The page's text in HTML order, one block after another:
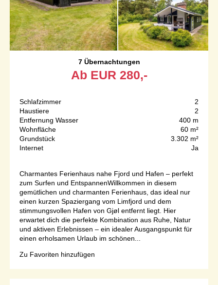
7 Übernachtungen
Ab EUR 280,-
Schlafzimmer
2
Haustiere
2
Entfernung Wasser
400 m
Wohnfläche
60 m²
Grundstück
3.302 m²
Internet
Ja
Charmantes Ferienhaus nahe Fjord und Hafen – perfekt
zum Surfen und EntspannenWillkommen in diesem
gemütlichen und charmanten Ferienhaus, das ideal nur
einen kurzen Spaziergang vom Limfjord und dem
stimmungsvollen Hafen von Gjøl entfernt liegt. Hier
erwartet dich die perfekte Kombination aus Ruhe, Natur
und aktiven Erlebnissen – ein idealer Ausgangspunkt für
einen erholsamen Urlaub im schönen...
Zu Favoriten hinzufügen